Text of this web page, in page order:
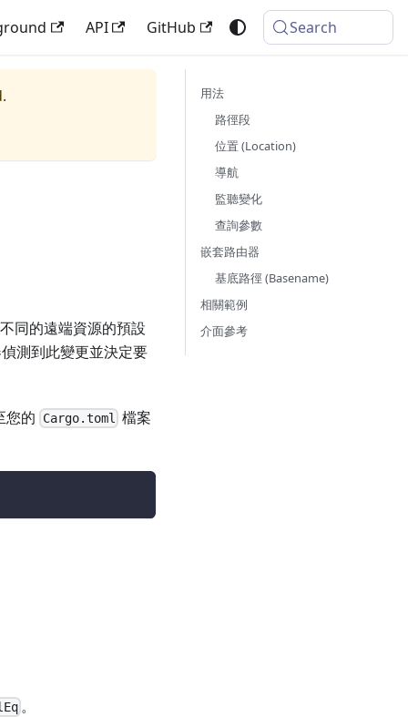
API GitHub Search
同的遠端資源的預設
測到此變更並決定要
您的 Cargo.toml 檔案
。
用法
路徑段
位置 (Location)
導航
監聽變化
查詢參數
嵌套路由器
基底路徑 (Basename)
相關範例
介面參考